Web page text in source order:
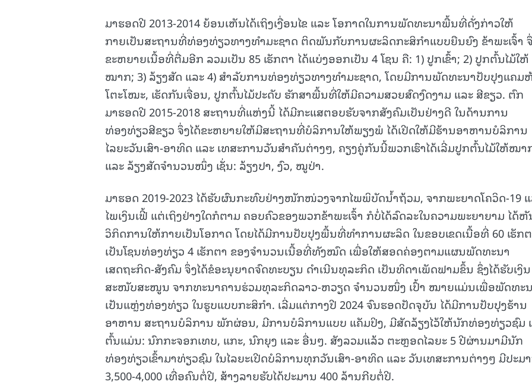
ມາຮອດປີ 2013-2014 ຍ້ອນເຫັນໄດ້ເຖິງເງື່ອນໄຂ ແລະ ໂອກາດໃນການພັດທະນາພື້ນທີ່ດັ່ງກ່າວໃຫ້
ກາຍເປັນສະຖານທີ່ທ່ອງທ່ຽວທາງທໍາມະຊາດ ຕິດພັນກັບການຜະລິດກະສິກໍາແບບຍືນຍົງ ຂ້າພະເຈົ້າ
ຂະຫຍາຍເນື້ອທີ່ຕື່ມອີກ ລວມເປັນ 85 ເຮັກຕາ ໄດ້ແບ່ງອອກເປັນ 4 ໂຊນ ຄື: 1) ປູກເຂົ້າ; 2) ປູກຕົ້ນໄມ້ໃຫ້
ໝາກ; 3) ລ້ຽງສັດ ແລະ 4) ສໍາລັບການທ່ອງທ່ຽວທາງທໍາມະຊາດ, ໂດຍມີການພັດທະນາປັບປຸງແຄມ
ໂຕະໂໝະ, ເຮັດກັນເຈື່ອນ, ປູກຕົ້ນໄມ້ປະດັບ ຮັກສາພື້ນທີ່ໃຫ້ມີຄວາມສວຍສົດງົດງາມ ແລະ ສີຂຽວ. ຕົກ
ມາຮອດປີ 2015-2018 ສະຖານທີ່ແຫ່ງນີ້ ໄດ້ມີກະແສຕອບຮັບຈາກສັງຄົມເປັນຢ່າງດີ ໃນດ້ານການ
ທ່ອງທ່ຽວສີຂຽວ ຈຶ່ງໄດ້ຂະຫຍາຍໃຫ້ມີສະຖານທີ່ບໍລິການໃຫ້ພຽງພໍ ໄດ້ເປີດໃຫ້ມີຮ້ານອາຫານບໍລິການ
ໄລຍະວັນເສົາ-ອາທິດ ແລະ ເທສະການວັນສໍາຄັນຕ່າງໆ, ຄຽງຄູ່ກັນນີ້ພວກເຮົາໄດ້ເລີ່ມປູກຕົ້ນໄມ້ໃຫ້ໝາ
ແລະ ລ້ຽງສັດຈໍານວນໜຶ່ງ ເຊັ່ນ: ລ້ຽງປາ, ງົວ, ໝູປ່າ.
ມາຮອດ 2019-2023 ໄດ້ຮັບຜົນກະທົບຢ່າງໜັກໜ່ວງຈາກໄພພິບັດນໍ້າຖ້ວມ, ຈາກພະຍາດໂຄວິດ-19
ໄພເງິນເຟີ້ ແຕ່ເຖິງຢ່າງໃດກໍຕາມ ຄອບຄົວຂອງພວກຂ້າພະເຈົ້າ ກໍບໍ່ໄດ້ລົດລະໃນຄວາມພະຍາຍາມ ໄດ້ຫັ
ວິກິດການໃຫ້ກາຍເປັນໂອກາດ ໂດຍໄດ້ມີການປັບປຸງພື້ນທີ່ທໍາການຜະລິດ ໃນຂອບເຂດເນື້ອທີ່ 60 ເຮັກ
ເປັນໂຊນທ່ອງທ່ຽວ 4 ເຮັກຕາ ຂອງຈໍານວນເນື້ອທີ່ທັງໝົດ ເພື່ອໃຫ້ສອດຄ່ອງຕາມແຜນພັດທະນາ
ເສດຖະກິດ-ສັງຄົມ ຈຶ່ງໄດ້ຂໍອະນຸຍາດຈົດທະບຽນ ດຳເນີນທຸລະກິດ ເປັນທິດາເພັດຟາມຂຶ້ນ ຊຶ່ງໄດ້ຮັບເງິນ
ສະໜັບສະໜູນ ຈາກທະນາຄານຮ່ວມທຸລະກິດລາວ-ຫວຽດ ຈໍານວນໜຶ່ງ ເປົ້າ ໝາຍແມ່ນເພື່ອພັດທະ
ເປັນແຫຼ່ງທ່ອງທ່ຽວ ໃນຮູບແບບກະສິກຳ. ເລີ່ມແຕ່ກາງປີ 2024 ຈົນຮອດປັດຈຸບັນ ໄດ້ມີການປັບປຸງຮ້ານ
ອາຫານ ສະຖານບໍລິການ ພັກຜ່ອນ, ມີການບໍລິການແບບ ແຄັມປິງ, ມີສັດລ້ຽງໄວ້ໃຫ້ນັກທ່ອງທ່ຽວຊົມ
ຕົ້ນແມ່ນ: ນົກກະຈອກເທບ, ແກະ, ນົກຍຸງ ແລະ ອື່ນໆ. ສັງລວມແລ້ວ ຕະຫຼອດໄລຍະ 5 ປີຜ່ານມາມີນັກ
ທ່ອງທ່ຽວເຂົ້າມາທ່ຽວຊົມ ໃນໄລຍະເປີດບໍລິການທຸກວັນເສົາ-ອາທິດ ແລະ ວັນເທສະການຕ່າງໆ ມີປະມ
3,500-4,000 ເທື່ອຄົນຕໍ່ປີ, ສ້າງລາຍຮັບໄດ້ປະມານ 400 ລ້ານກີບຕໍ່ປີ.